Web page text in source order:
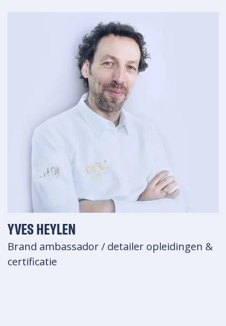
YVES HEYLEN
Brand ambassador / detailer opleidingen &
certificatie